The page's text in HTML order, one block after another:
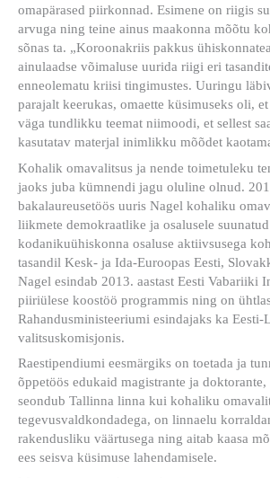
omapärased piirkonnad. Esimene on riigis
arvuga ning teine ainus maakonna mõõtu
sõnas ta. „Koroonakriis pakkus
ainulaadse võimaluse uurida riigi eri
enneolematu kriisi tingimustes. Uuringu
parajalt keerukas, omaette küsimuseks oli,
väga tundlikku teemat niimoodi, et sellest
kasutatav materjal inimlikku mõõdet
Kohalik omavalitsus ja nende toimetuleku
jaoks juba kümnendi jagu oluline olnud.
bakalaureusetöös uuris Nagel kohaliku
liikmete demokraatlike ja osalusele
kodanikuühiskonna osaluse aktiivsusega
tasandil Kesk- ja Ida-Euroopas Eesti,
Nagel esindab 2013. aastast Eesti Vabariiki
piiriülese koostöö programmis ning on
Rahandusministeeriumi esindajaks ka Eesti-
valitsuskomisjonis.
Raestipendiumi eesmärgiks on toetada ja
õppetöös edukaid magistrante ja
seondub Tallinna linna kui kohaliku
tegevusvaldkondadega, on linnaelu
rakendusliku väärtusega ning aitab kaasa
ees seisva küsimuse lahendamisele.